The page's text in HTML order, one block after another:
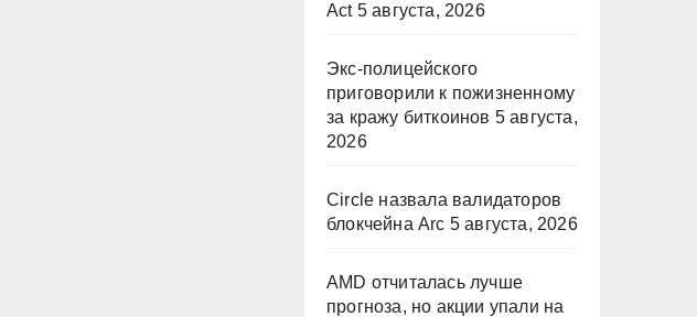
Act 5 августа, 2026
Экс-полицейского
приговорили к пожизненному
за кражу биткоинов 5 августа,
2026
Circle назвала валидаторов
блокчейна Arc 5 августа, 2026
AMD отчиталась лучше
прогноза, но акции упали на